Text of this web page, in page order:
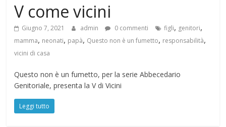
V come vicini
Giugno 7, 2021 admin 0 commenti figli, genitori,
mamma, neonati, papà, Questo non è un fumetto, responsabilità,
vicini di casa
Questo non è un fumetto, per la serie Abbecedario
Genitoriale, presenta la V di Vicini
Leggi tutto